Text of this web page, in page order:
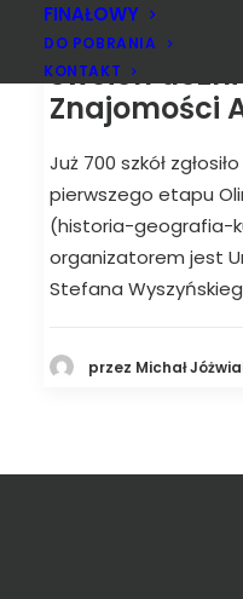
FINAŁOWY
DO POBRANIA
KONTAKT
Ponad 700
swoich
Znajomości
Już 700 szkół
pierwszego etapu
(historia-geografia-
organizatorem jest
Stefana
przez Michał